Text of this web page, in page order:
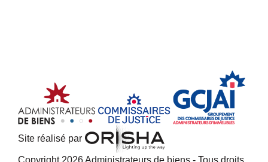
Site réalisé par
Copyright 2026 Administrateurs de biens - Tous droits